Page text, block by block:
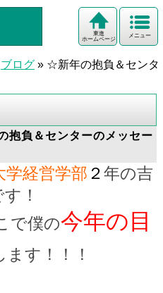
メニュー
東進
ホームページ
ブログ » ☆新年の抱負＆センタ
負＆センターのメッセー
学経営学部 ２ 年の吉
！
で僕の今年の目
ます！！！